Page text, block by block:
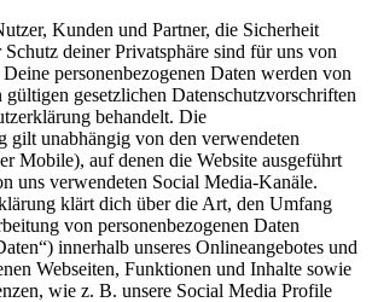
Kunden und Partner, die Sicherheit
deiner Privatsphäre sind für uns von
personenbezogenen Daten werden von
gültigen gesetzlichen Datenschutzvorschriften
behandelt. Die
gilt unabhängig von den verwendeten
Mobile), auf denen die Website ausgeführt
uns verwendeten Social Media-Kanäle.
klärt dich über die Art, den Umfang
von personenbezogenen Daten
innerhalb unseres Onlineangebotes und
Webseiten, Funktionen und Inhalte sowie
wie z. B. unsere Social Media Profile